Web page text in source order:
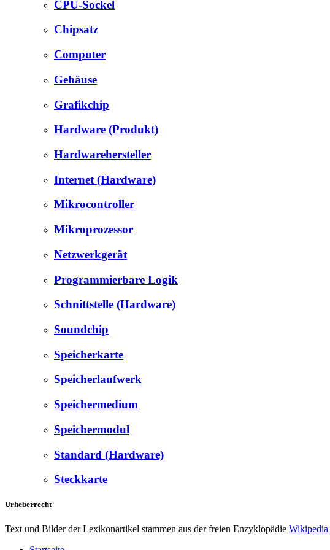
CPU-Sockel
Chipsatz
Computer
Gehäuse
Grafikchip
Hardware (Produkt)
Hardwarehersteller
Internet (Hardware)
Mikrocontroller
Mikroprozessor
Netzwerkgerät
Programmierbare Logik
Schnittstelle (Hardware)
Soundchip
Speicherkarte
Speicherlaufwerk
Speichermedium
Speichermodul
Standard (Hardware)
Steckkarte
Urheberrecht
Text und Bilder der Lexikonartikel stammen aus der freien Enzyklopädie Wikipedia